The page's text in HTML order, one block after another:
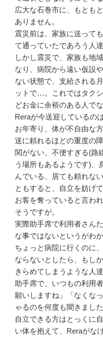
広大な石巻市に、もとも
ありません。
震災前は、家族に送って
て通っていたであろう人達
しかし震災で、家族も地
なり、病院から遠い仮設
ない状態で、支給される
ットで…。これではタク
どお金に余裕のある人で
Reraが今送迎しているの
お年寄り、体が不自由な
送に頼れるほどの重度の
関がない、不便すぎる(路
う場所もあるようです)、
んでいる、居ても頼れな
ともすると、自立を妨げ
お客を奪っていると言わ
そうですが。
実際助手席で利用者さん
な事ではないというがわか
ちょっと病院に行くのに
ならないとしたら、もし
きらめてしまうような人達
助手席で、いつもの利用
願いしますね」「なくな
ゃるのを何度も聞きました
自立できる方はとっくに
い体を抱えて、Reraがな